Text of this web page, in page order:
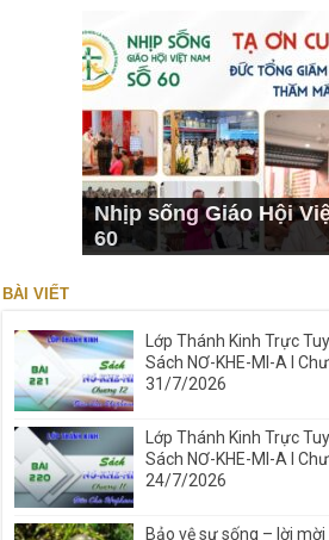
Nhịp sống Giáo Hội
60
BÀI VIẾT
Lớp Thánh Kinh Trực
Sách NƠ-KHE-MI-A I
31/7/2026
Lớp Thánh Kinh Trực
Sách NƠ-KHE-MI-A I
24/7/2026
Bảo vệ sự sống – lời